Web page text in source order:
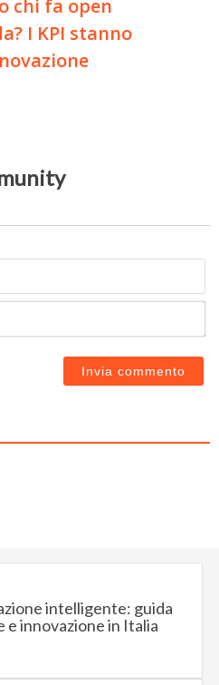
chi fa open
I KPI stanno
intelligente: guida
e innovazione in Italia